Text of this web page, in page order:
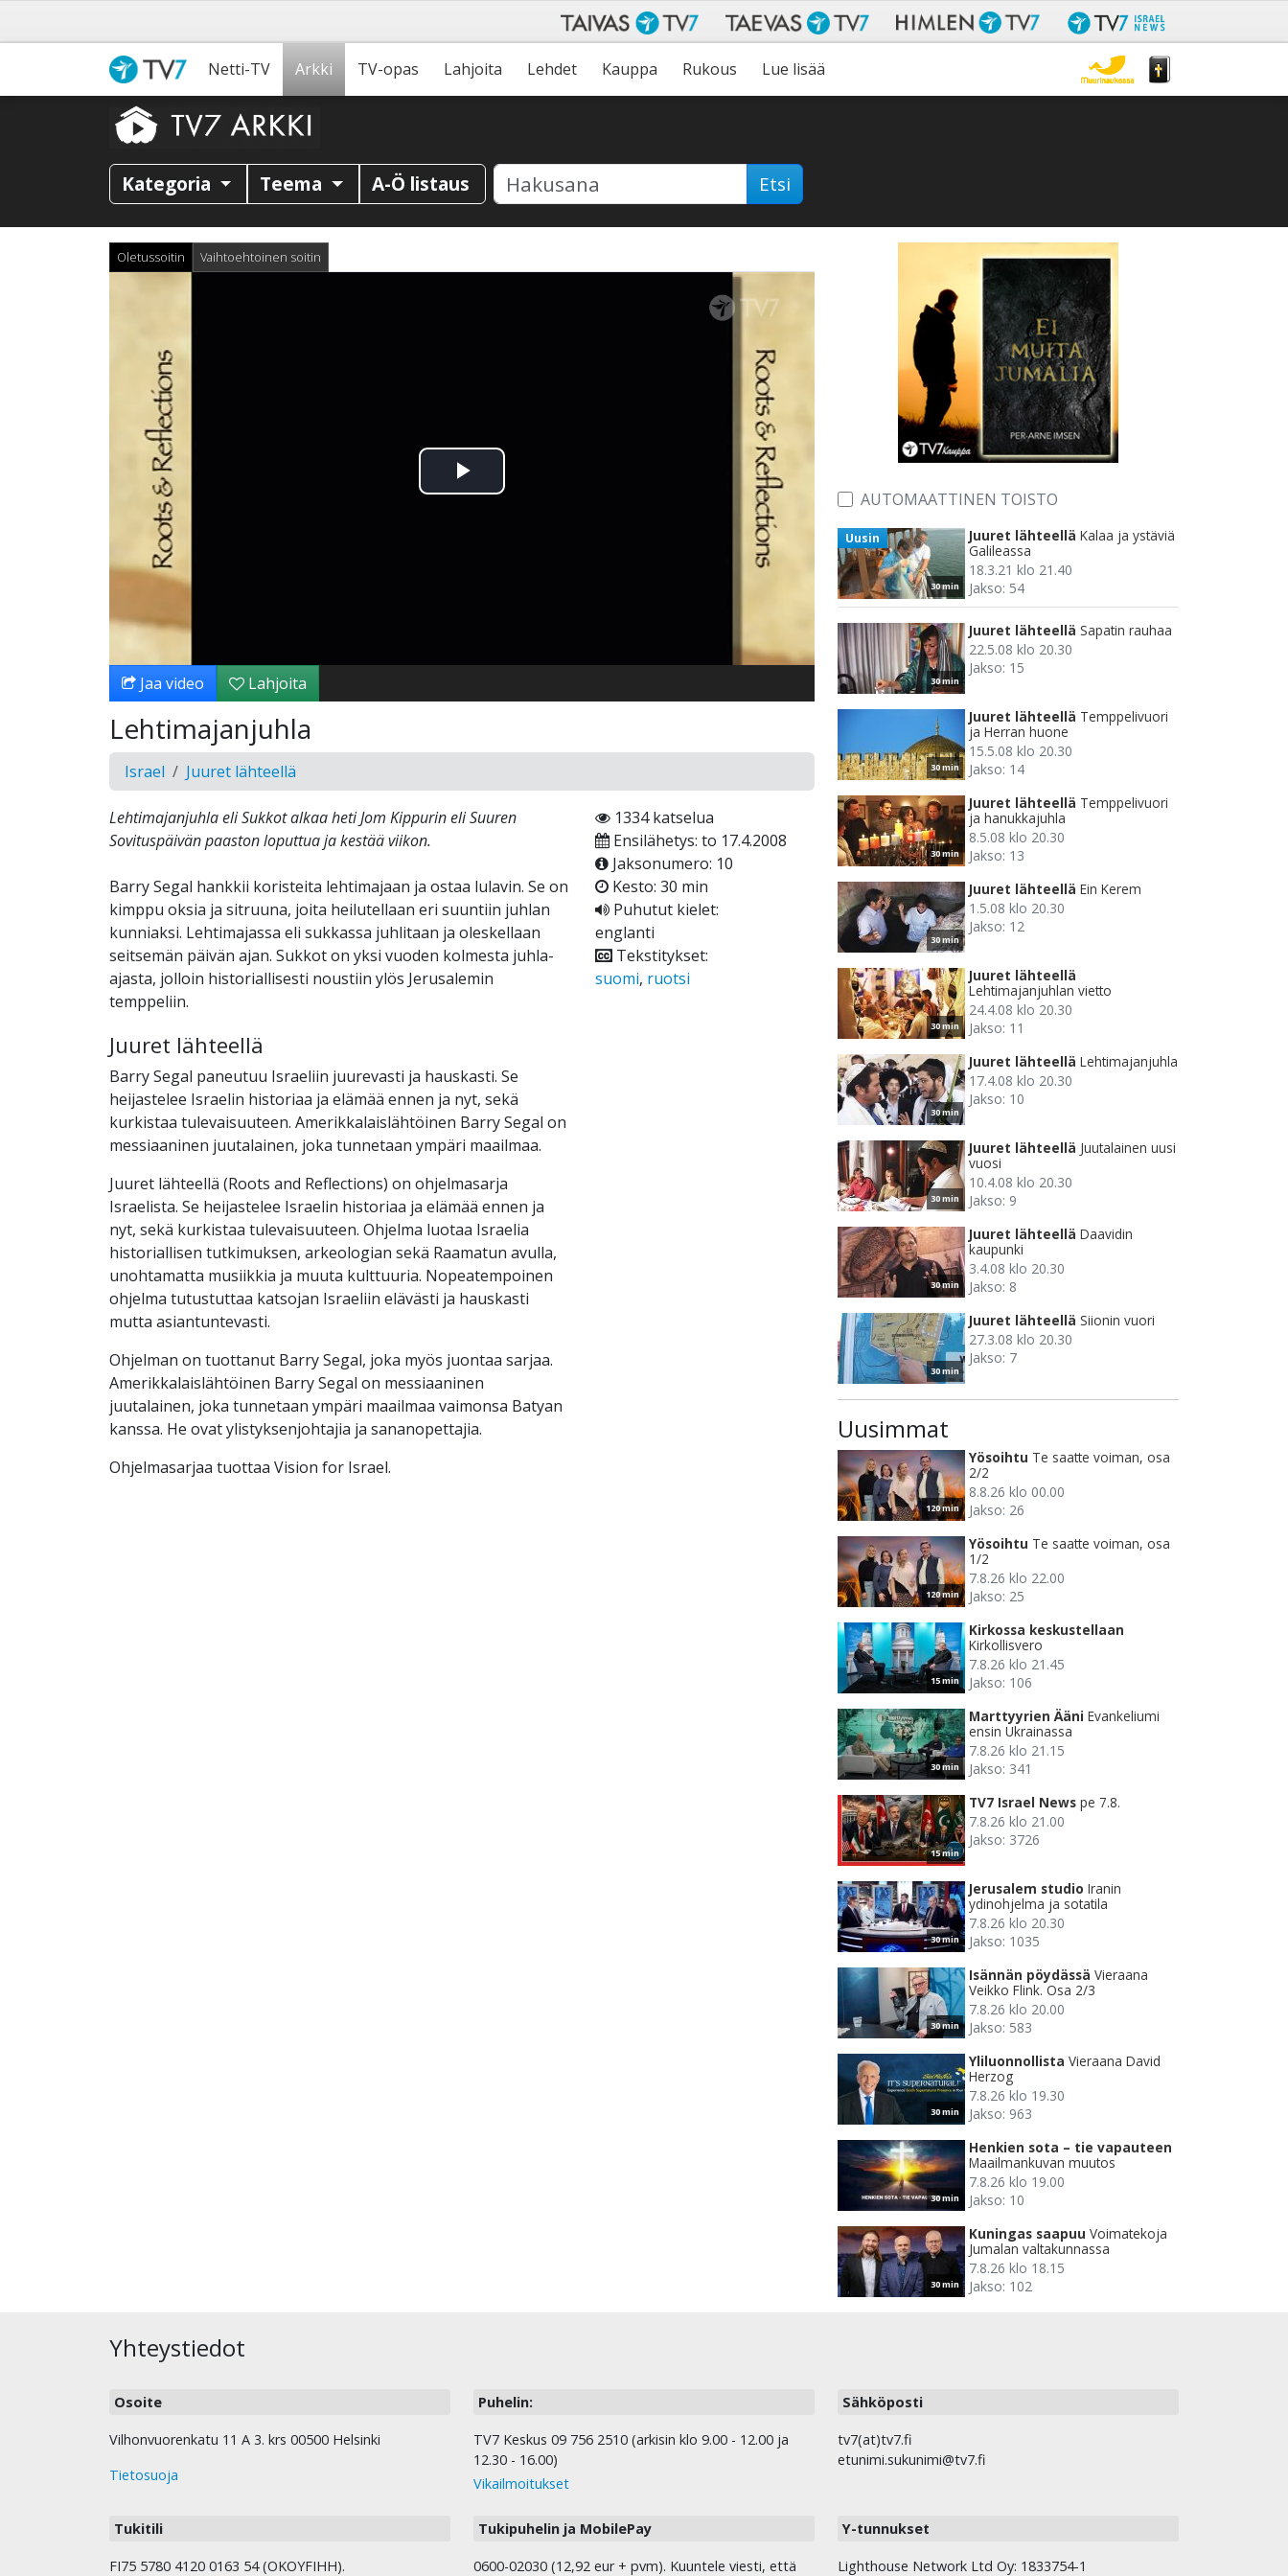
Netti-TV Arkki TV-opas Lahjoita Lehdet Kauppa Rukous Lue lisää
Kategoria Teema A-Ö listaus Etsi
Oletussoitin Vaihtoehtoinen soitin
Toista
Jaa video Lahjoita
Lehtimajanjuhla
Israel Juuret lähteellä
Lehtimajanjuhla eli Sukkot alkaa heti Jom Kippurin eli Suuren
Sovituspäivän paaston loputtua ja kestää viikon.
Barry Segal hankkii koristeita lehtimajaan ja ostaa lulavin. Se on
kimppu oksia ja sitruuna, joita heilutellaan eri suuntiin juhlan
kunniaksi. Lehtimajassa eli sukkassa juhlitaan ja oleskellaan
seitsemän päivän ajan. Sukkot on yksi vuoden kolmesta juhla-
ajasta, jolloin historiallisesti noustiin ylös Jerusalemin
temppeliin.
Juuret lähteellä
Barry Segal paneutuu Israeliin juurevasti ja hauskasti. Se
heijastelee Israelin historiaa ja elämää ennen ja nyt, sekä
kurkistaa tulevaisuuteen. Amerikkalaislähtöinen Barry Segal on
messiaaninen juutalainen, joka tunnetaan ympäri maailmaa.
Juuret lähteellä (Roots and Reflections) on ohjelmasarja
Israelista. Se heijastelee Israelin historiaa ja elämää ennen ja
nyt, sekä kurkistaa tulevaisuuteen. Ohjelma luotaa Israelia
historiallisen tutkimuksen, arkeologian sekä Raamatun avulla,
unohtamatta musiikkia ja muuta kulttuuria. Nopeatempoinen
ohjelma tutustuttaa katsojan Israeliin elävästi ja hauskasti
mutta asiantuntevasti.
Ohjelman on tuottanut Barry Segal, joka myös juontaa sarjaa.
Amerikkalaislähtöinen Barry Segal on messiaaninen
juutalainen, joka tunnetaan ympäri maailmaa vaimonsa Batyan
kanssa. He ovat ylistyksenjohtajia ja sananopettajia.
Ohjelmasarjaa tuottaa Vision for Israel.
1334 katselua
Ensilähetys: to 17.4.2008
Jaksonumero: 10
Kesto: 30 min
Puhutut kielet:
englanti
Tekstitykset:
suomi, ruotsi
AUTOMAATTINEN TOISTO
30 min
Uusin Juuret lähteellä Kalaa ja ystäviä
Galileassa
18.3.21 klo 21.40
Jakso: 54
30 min
Juuret lähteellä Sapatin rauhaa
22.5.08 klo 20.30
Jakso: 15
30 min
Juuret lähteellä Temppelivuori
ja Herran huone
15.5.08 klo 20.30
Jakso: 14
30 min
Juuret lähteellä Temppelivuori
ja hanukkajuhla
8.5.08 klo 20.30
Jakso: 13
30 min
Juuret lähteellä Ein Kerem
1.5.08 klo 20.30
Jakso: 12
30 min
Juuret lähteellä
Lehtimajanjuhlan vietto
24.4.08 klo 20.30
Jakso: 11
30 min
Juuret lähteellä Lehtimajanjuhla
17.4.08 klo 20.30
Jakso: 10
30 min
Juuret lähteellä Juutalainen uusi
vuosi
10.4.08 klo 20.30
Jakso: 9
30 min
Juuret lähteellä Daavidin
kaupunki
3.4.08 klo 20.30
Jakso: 8
30 min
Juuret lähteellä Siionin vuori
27.3.08 klo 20.30
Jakso: 7
Uusimmat
120 min
Yösoihtu Te saatte voiman, osa
2/2
8.8.26 klo 00.00
Jakso: 26
120 min
Yösoihtu Te saatte voiman, osa
1/2
7.8.26 klo 22.00
Jakso: 25
15 min
Kirkossa keskustellaan
Kirkollisvero
7.8.26 klo 21.45
Jakso: 106
30 min
Marttyyrien Ääni Evankeliumi
ensin Ukrainassa
7.8.26 klo 21.15
Jakso: 341
15 min
TV7 Israel News pe 7.8.
7.8.26 klo 21.00
Jakso: 3726
30 min
Jerusalem studio Iranin
ydinohjelma ja sotatila
7.8.26 klo 20.30
Jakso: 1035
30 min
Isännän pöydässä Vieraana
Veikko Flink. Osa 2/3
7.8.26 klo 20.00
Jakso: 583
30 min
Yliluonnollista Vieraana David
Herzog
7.8.26 klo 19.30
Jakso: 963
30 min
Henkien sota – tie vapauteen
Maailmankuvan muutos
7.8.26 klo 19.00
Jakso: 10
30 min
Kuningas saapuu Voimatekoja
Jumalan valtakunnassa
7.8.26 klo 18.15
Jakso: 102
Yhteystiedot
Osoite
Vilhonvuorenkatu 11 A 3. krs 00500 Helsinki
Tietosuoja
Puhelin:
TV7 Keskus 09 756 2510 (arkisin klo 9.00 - 12.00 ja
12.30 - 16.00)
Vikailmoitukset
Sähköposti
tv7(at)tv7.fi
etunimi.sukunimi@tv7.fi
Tukitili
FI75 5780 4120 0163 54 (OKOYFIHH).
Tukipuhelin ja MobilePay
0600-02030 (12,92 eur + pvm). Kuuntele viesti, että
Y-tunnukset
Lighthouse Network Ltd Oy: 1833754-1